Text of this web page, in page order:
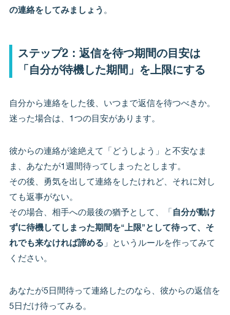
の連絡をしてみましょう 。
ステップ2：返信を待つ期間の目安は
「自分が待機した期間」を上限にする
自分から連絡をした後、いつまで返信を待つべきか。
迷った場合は、1つの目安があります。
彼からの連絡が途絶えて「どうしよう」と不安なま
ま、あなたが1週間待ってしまったとします。
その後、勇気を出して連絡をしたけれど、それに対し
ても返事がない。
その場合、相手への最後の猶予として、「自分が動け
ずに待機してしまった期間を“ 上限”として待って、そ
れでも来なければ諦める 」というルールを作ってみて
ください。
あなたが5日間待って連絡したのなら、彼からの返信を
5日だけ待ってみる。